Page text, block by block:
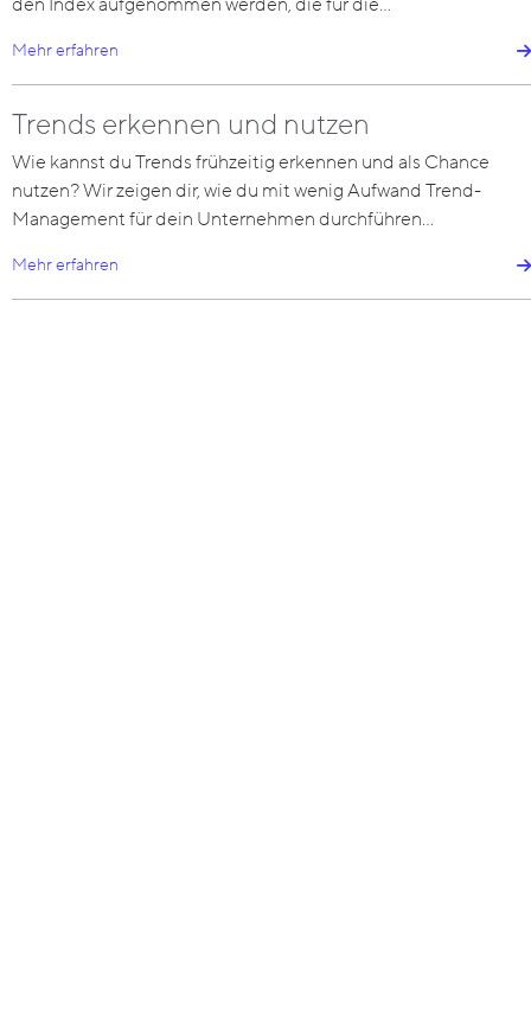
Mehr erfahren
Trends erkennen und nutzen
Wie kannst du Trends frühzeitig erkennen und als Chance
nutzen? Wir zeigen dir, wie du mit wenig Aufwand Trend-
Management für dein Unternehmen durchführen…
Mehr erfahren